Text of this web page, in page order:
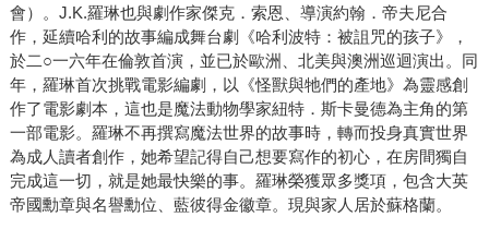
會）。J.K.羅琳也與劇作家傑克．索恩、導演約翰．帝夫尼合
作，延續哈利的故事編成舞台劇《哈利波特：被詛咒的孩子》，
於二○一六年在倫敦首演，並已於歐洲、北美與澳洲巡迴演出。同
年，羅琳首次挑戰電影編劇，以《怪獸與牠們的產地》為靈感創
作了電影劇本，這也是魔法動物學家紐特．斯卡曼德為主角的第
一部電影。羅琳不再撰寫魔法世界的故事時，轉而投身真實世界
為成人讀者創作，她希望記得自己想要寫作的初心，在房間獨自
完成這一切，就是她最快樂的事。羅琳榮獲眾多獎項，包含大英
帝國勳章與名譽勳位、藍彼得金徽章。現與家人居於蘇格蘭。